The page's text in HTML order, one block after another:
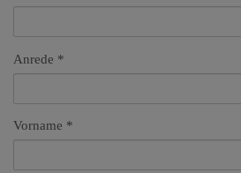
Anrede
Vorname